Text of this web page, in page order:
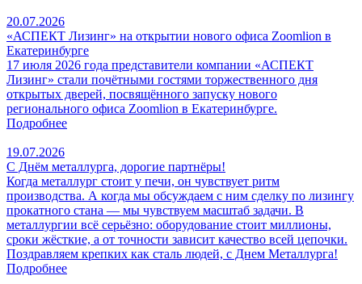
20.07.2026
«АСПЕКТ Лизинг» на открытии нового офиса Zoomlion в
Екатеринбурге
17 июля 2026 года представители компании «АСПЕКТ
Лизинг» стали почётными гостями торжественного дня
открытых дверей, посвящённого запуску нового
регионального офиса Zoomlion в Екатеринбурге.
Подробнее
19.07.2026
С Днём металлурга, дорогие партнёры!
Когда металлург стоит у печи, он чувствует ритм
производства. А когда мы обсуждаем с ним сделку по лизингу
прокатного стана — мы чувствуем масштаб задачи. В
металлургии всё серьёзно: оборудование стоит миллионы,
сроки жёсткие, а от точности зависит качество всей цепочки.
Поздравляем крепких как сталь людей, с Днем Металлурга!
Подробнее